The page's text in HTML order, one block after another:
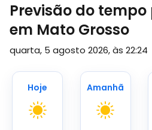
Previsão do tempo
em Mato Grosso
quarta, 5 agosto 2026, às 22:24
Hoje Amanhã